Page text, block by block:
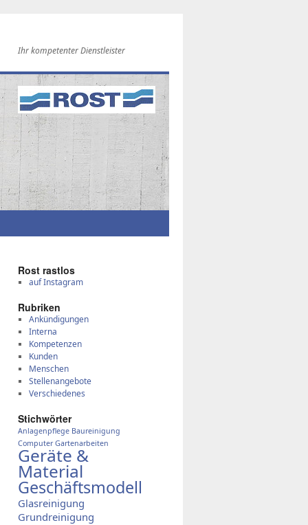
Ihr kompetenter Dienstleister
Rost rast­los
auf Instagram
Ru­bri­ken
Ankündigungen
Interna
Kompetenzen
Kunden
Menschen
Stellenangebote
Verschiedenes
Stich­wör­ter
Anlagenpflege Baureinigung
Computer Gartenarbeiten
Geräte &
Material
Geschäftsmodell
Glasreinigung
Grundreinigung